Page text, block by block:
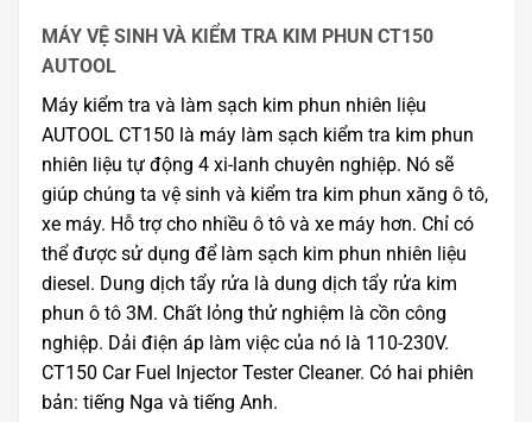
MÁY VỆ SINH VÀ KIỂM TRA KIM PHUN CT150
AUTOOL
Máy kiểm tra và làm sạch kim phun nhiên liệu
AUTOOL CT150 là máy làm sạch kiểm tra kim phun
nhiên liệu tự động 4 xi-lanh chuyên nghiệp. Nó sẽ
giúp chúng ta vệ sinh và kiểm tra kim phun xăng ô tô,
xe máy. Hỗ trợ cho nhiều ô tô và xe máy hơn. Chỉ có
thể được sử dụng để làm sạch kim phun nhiên liệu
diesel. Dung dịch tẩy rửa là dung dịch tẩy rửa kim
phun ô tô 3M. Chất lỏng thử nghiệm là cồn công
nghiệp. Dải điện áp làm việc của nó là 110-230V.
CT150 Car Fuel Injector Tester Cleaner. Có hai phiên
bản: tiếng Nga và tiếng Anh.